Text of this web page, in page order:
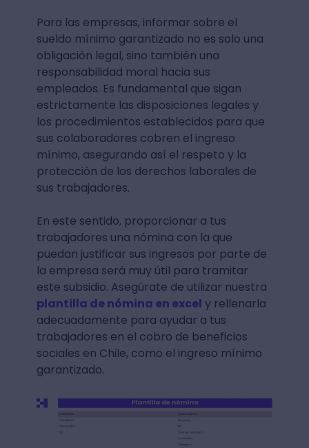
Para las empresas, informar sobre el
sueldo mínimo garantizado no es solo una
obligación legal, sino también una
responsabilidad moral hacia sus
empleados. Es fundamental que sigan
estrictamente las disposiciones legales y
los procedimientos establecidos para que
sus colaboradores cobren el ingreso
mínimo, asegurando así el respeto y la
protección de los derechos laborales de
sus trabajadores.
En este sentido, proporcionar a tus
trabajadores una nómina con la que
puedan justificar sus ingresos por parte de
la empresa será muy útil para tramitar
este subsidio. Asegúrate de utilizar nuestra
plantilla de nómina en excel y rellenarla
adecuadamente para ayudar a tus
trabajadores en el cobro de beneficios
sociales en Chile, como el ingreso mínimo
garantizado.